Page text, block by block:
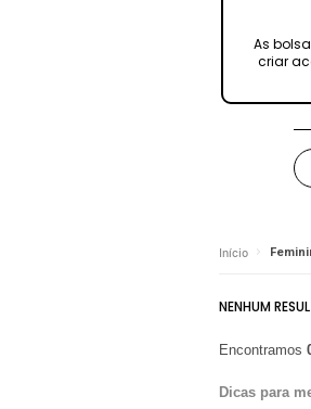
As
criar
Início
NENHUM
Encontramos
Dicas para